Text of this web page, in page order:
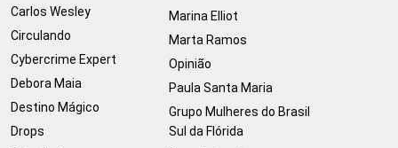
Carlos Wesley
Circulando
Cybercrime Expert
Debora Maia
Destino Mágico
Drops
Marina Elliot
Marta Ramos
Opinião
Paula Santa Maria
Grupo Mulheres do Brasil
Sul da Flórida